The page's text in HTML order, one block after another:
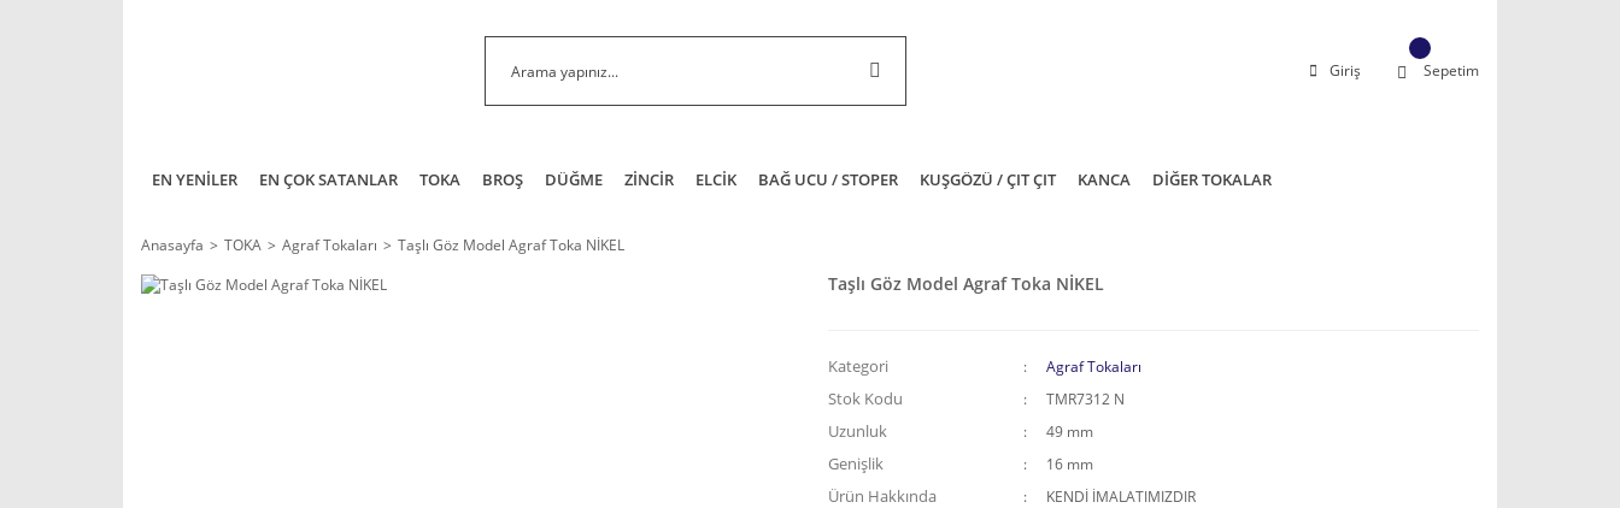
Giriş Sepetim
EN YENİLER EN ÇOK SATANLAR TOKA BROŞ DÜĞME ZİNCİR ELCİK BAĞ UCU / STOPER KUŞGÖZÜ / ÇIT ÇIT KANCA DİĞER TOKALAR
Anasayfa TOKA Agraf Tokaları Taşlı Göz Model Agraf Toka NİKEL
Taşlı Göz Model Agraf Toka NİKEL
Kategori Agraf Tokaları
Stok Kodu TMR7312 N
Uzunluk 49 mm
Genişlik 16 mm
Ürün Hakkında KENDİ İMALATIMIZDIR